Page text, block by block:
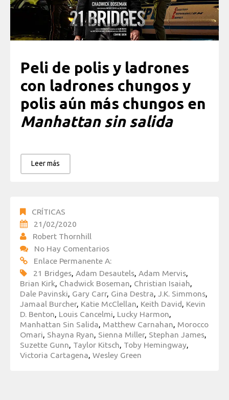
Peli de polis y ladrones
con ladrones chungos y
polis aún más chungos en
Manhattan sin salida
Leer más
CRÍTICAS
21/02/2020
Robert Thornhill
No Hay Comentarios
Enlace Permanente A:
21 Bridges, Adam Desautels, Adam Mervis,
Brian Kirk, Chadwick Boseman, Christian Isaiah,
Dale Pavinski, Gary Carr, Gina Destra, J.K. Simmons,
Jamaal Burcher, Katie McClellan, Keith David, Kevin
D. Benton, Louis Cancelmi, Lucky Harmon,
Manhattan Sin Salida, Matthew Carnahan, Morocco
Omari, Shayna Ryan, Sienna Miller, Stephan James,
Suzette Gunn, Taylor Kitsch, Toby Hemingway,
Victoria Cartagena, Wesley Green